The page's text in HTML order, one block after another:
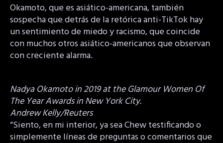
Okamoto, que es asiático-americana, también
sospecha que detrás de la retórica anti-TikTok hay
un sentimiento de miedo y racismo, que coincide
con muchos otros asiático-americanos que observan
con creciente alarma.
Nadya Okamoto in 2019 at the Glamour Women Of
The Year Awards in New York City.
Andrew Kelly/Reuters
“Siento, en mi interior, ya sea Chew testificando o
simplemente líneas de preguntas o comentarios que